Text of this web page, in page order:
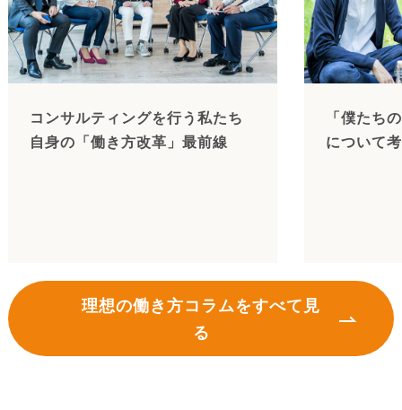
コンサルティングを行う私たち
自身の「働き方改革」最前線
「僕たち
について
理想の働き方コラムをすべて見
る